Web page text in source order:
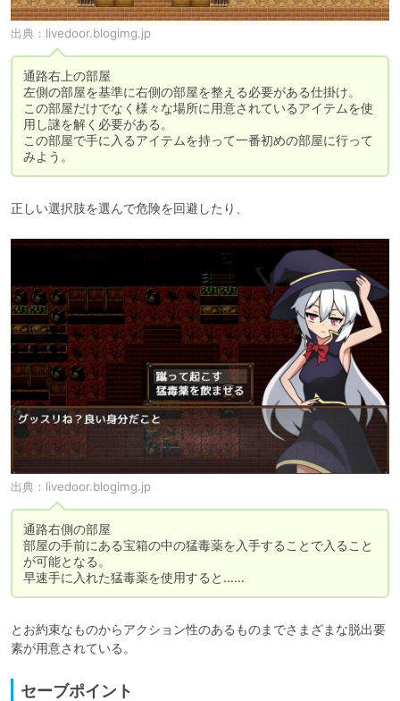
出典： livedoor.blogimg.jp
通路右上の部屋
左側の部屋を基準に右側の部屋を整える必要がある仕掛け。
この部屋だけでなく様々な場所に用意されているアイテムを使
用し謎を解く必要がある。
この部屋で手に入るアイテムを持って一番初めの部屋に行って
みよう。
正しい選択肢を選んで危険を回避したり、
出典： livedoor.blogimg.jp
通路右側の部屋
部屋の手前にある宝箱の中の猛毒薬を入手することで入ること
が可能となる。
早速手に入れた猛毒薬を使用すると……
とお約束なものからアクション性のあるものまでさまざまな脱出要
素が用意されている。
セーブポイント